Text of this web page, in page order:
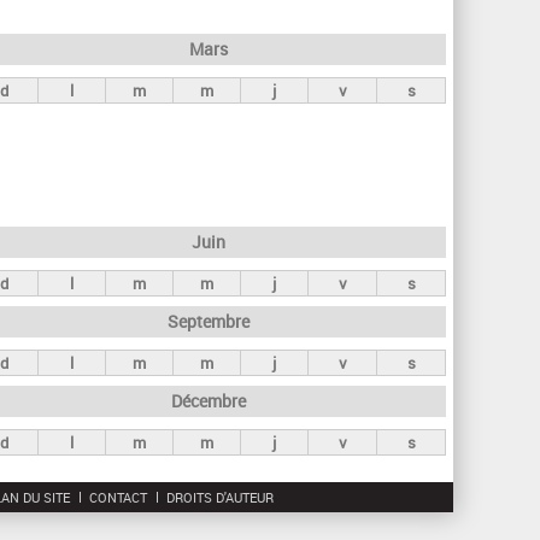
r
c
Mars
d l m m j v s
Juin
d l m m j v s
Septembre
d l m m j v s
Décembre
d l m m j v s
DU SITE CONTACT DROITS D'AUTEUR